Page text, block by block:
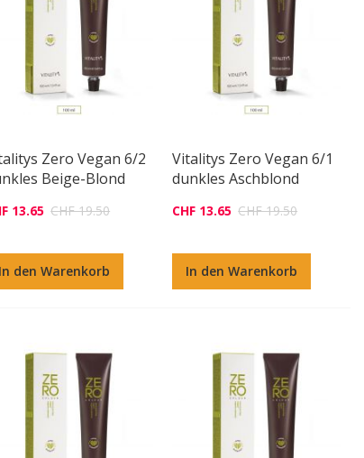
Zero Vegan 6/2
Beige-Blond
13.65 CHF 19.50
In den Warenkorb
Vitalitys Zero Vegan 6/1
dunkles Aschblond
CHF 13.65 CHF 19.50
In den Warenkorb